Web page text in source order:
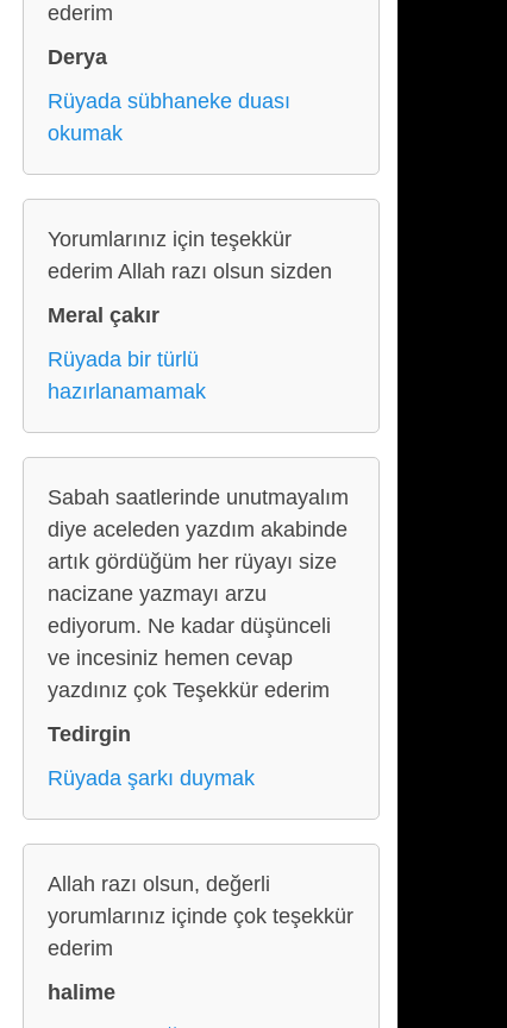
ederim
Derya
Rüyada sübhaneke duası
okumak
Yorumlarınız için teşekkür
ederim Allah razı olsun sizden
Meral çakır
Rüyada bir türlü
hazırlanamamak
Sabah saatlerinde unutmayalım
diye aceleden yazdım akabinde
artık gördüğüm her rüyayı size
nacizane yazmayı arzu
ediyorum. Ne kadar düşünceli
ve incesiniz hemen cevap
yazdınız çok Teşekkür ederim
Tedirgin
Rüyada şarkı duymak
Allah razı olsun, değerli
yorumlarınız içinde çok teşekkür
ederim
halime